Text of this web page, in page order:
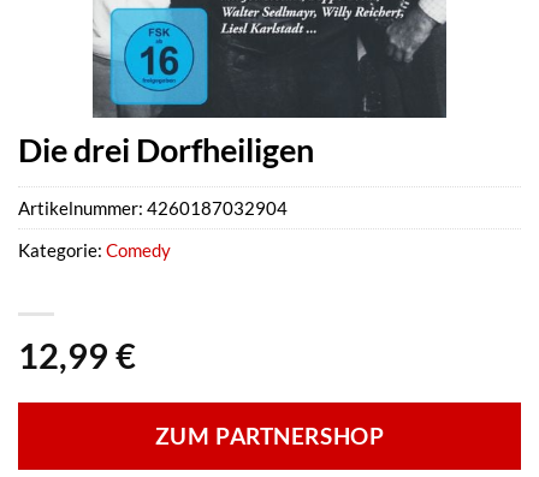
Die drei Dorfheiligen
12,99 €
ZUM PARTNERSHOP
Artikelnummer: 4260187032904
Kategorie: Comedy